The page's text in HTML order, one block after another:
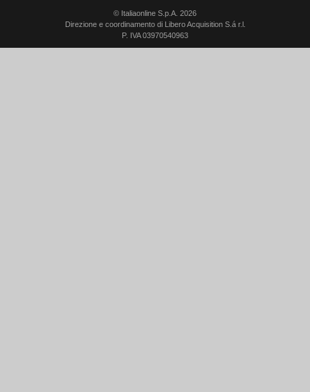
© Italiaonline S.p.A. 2026
Direzione e coordinamento di Libero Acquisition S.á r.l.
P. IVA 03970540963